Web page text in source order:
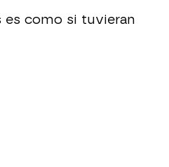
es como si tuvieran